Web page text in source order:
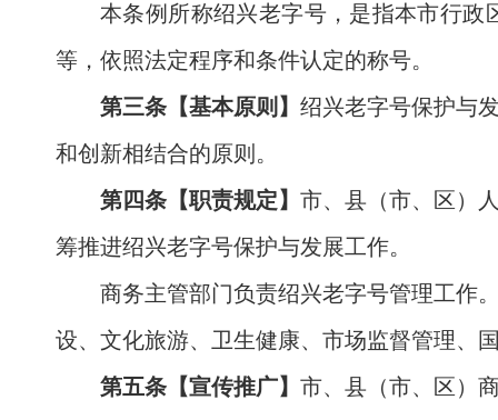
本条例所称绍兴老字号，是指本市行
等，依照法定程序和条件认定的称号。
第三条【基本原则】 绍兴老字号保护与
和创新相结合的原则。
第四条【职责规定】 市、县（市、区）
筹推进绍兴老字号保护与发展工作。
商务主管部门负责绍兴老字号管理工作
设、文化旅游、卫生健康、市场监督管理、
第五条【宣传推广】 市、县（市、区）